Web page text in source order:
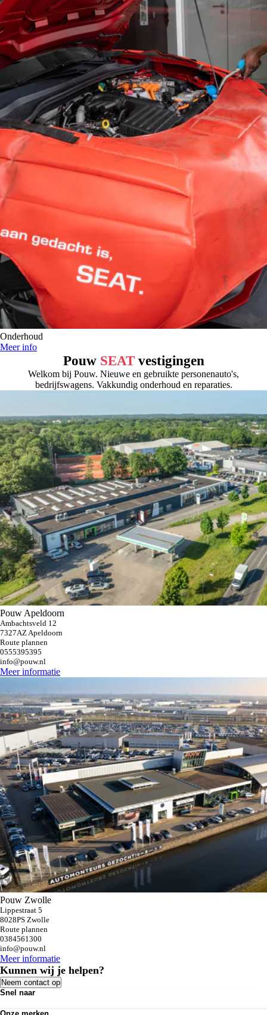
Onderhoud
Meer info
Pouw SEAT vestigingen
Welkom bij Pouw. Nieuwe en gebruikte personenauto's,
bedrijfswagens. Vakkundig onderhoud en reparaties.
Pouw Apeldoorn
Ambachtsveld 12
7327AZ Apeldoorn
Route plannen
0555395395
info@pouw.nl
Meer informatie
Pouw Zwolle
Lippestraat 5
8028PS Zwolle
Route plannen
0384561300
info@pouw.nl
Meer informatie
Kunnen wij je helpen?
Neem contact op
Snel naar